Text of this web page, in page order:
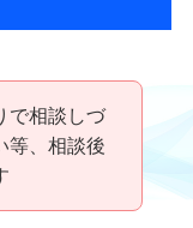
で相談しづ
等、相談後